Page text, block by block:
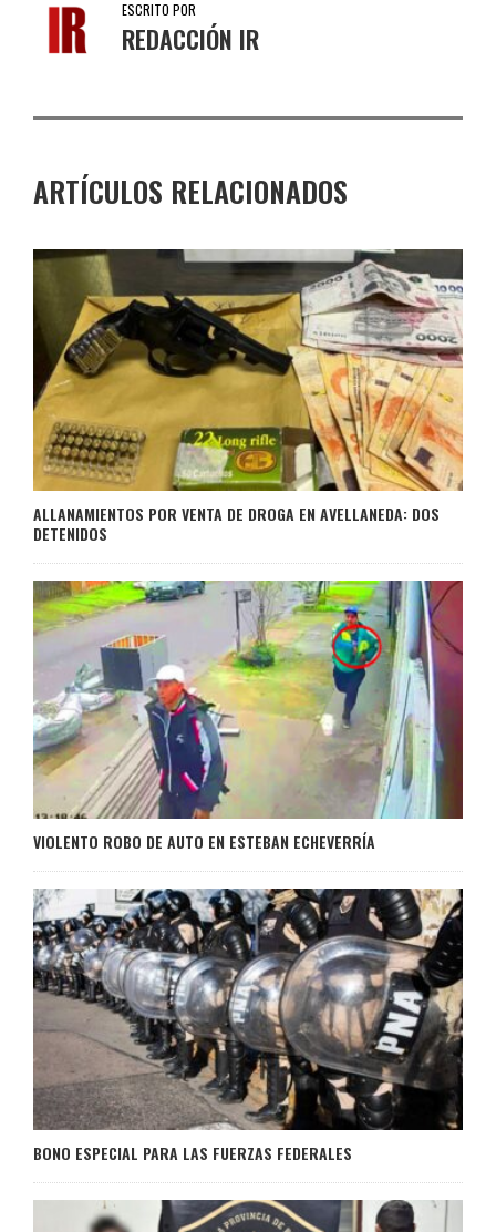
ESCRITO POR
REDACCIÓN IR
ARTÍCULOS RELACIONADOS
ALLANAMIENTOS POR VENTA DE DROGA EN AVELLANEDA: DOS
DETENIDOS
VIOLENTO ROBO DE AUTO EN ESTEBAN ECHEVERRÍA
BONO ESPECIAL PARA LAS FUERZAS FEDERALES